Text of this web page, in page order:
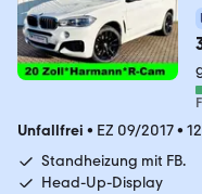
Unfallfrei • EZ 09/2017•
Standheizung mit FB.
Head-Up-Display